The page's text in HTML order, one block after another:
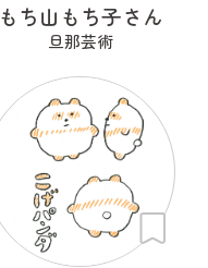
もち山もち子さん
旦那芸術